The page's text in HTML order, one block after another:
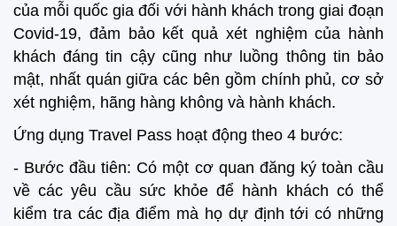
của mỗi quốc gia đối với hành khách trong giai đoạn
Covid-19, đảm bảo kết quả xét nghiệm của hành
khách đáng tin cậy cũng như luồng thông tin bảo
mật, nhất quán giữa các bên gồm chính phủ, cơ sở
xét nghiệm, hãng hàng không và hành khách.
Ứng dụng Travel Pass hoạt động theo 4 bước:
- Bước đầu tiên: Có một cơ quan đăng ký toàn cầu
về các yêu cầu sức khỏe để hành khách có thể
kiểm tra các địa điểm mà họ dự định tới có những